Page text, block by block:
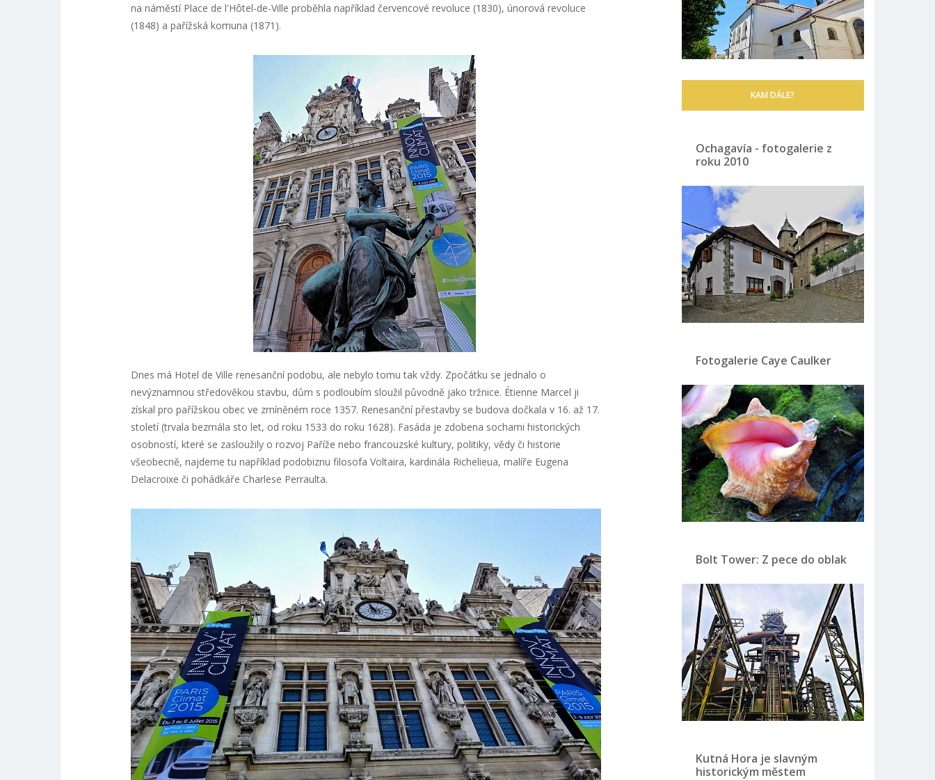
na náměstí Place de l'Hôtel-de-Ville proběhla například červencové revoluce (1830), únorová revoluce
(1848) a pařížská komuna (1871).
Dnes má Hotel de Ville renesanční podobu, ale nebylo tomu tak vždy. Zpočátku se jednalo o
nevýznamnou středověkou stavbu, dům s podloubím sloužil původně jako tržnice. Étienne Marcel ji
získal pro pařížskou obec ve zmíněném roce 1357. Renesanční přestavby se budova dočkala v 16. až 17.
století (trvala bezmála sto let, od roku 1533 do roku 1628). Fasáda je zdobena sochami historických
osobností, které se zasloužily o rozvoj Paříže nebo francouzské kultury, politiky, vědy či historie
všeobecně, najdeme tu například podobiznu filosofa Voltaira, kardinála Richelieua, malíře Eugena
Delacroixe či pohádkáře Charlese Perraulta.
KAM DÁLE?
Ochagavía - fotogalerie z
roku 2010
Fotogalerie Caye Caulker
Bolt Tower: Z pece do oblak
Kutná Hora je slavným
historickým městem